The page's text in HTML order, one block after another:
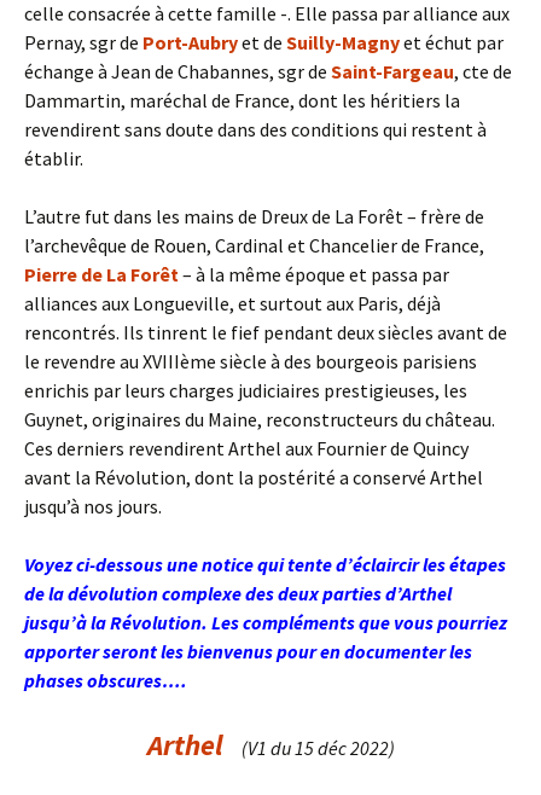
celle consacrée à cette famille -. Elle passa par alliance aux
Pernay, sgr de Port-Aubryet de Suilly-Magnyet échut par
échange à Jean de Chabannes, sgr de Saint-Fargeau, cte de
Dammartin, maréchal de France, dont les héritiers la
revendirent sans doute dans des conditions qui restent à
établir.
L’autre fut dans les mains de Dreux de La Forêt – frère de
l’archevêque de Rouen, Cardinal et Chancelier de France,
Pierre de La Forêt– à la même époque et passa par
alliances aux Longueville, et surtout aux Paris, déjà
rencontrés. Ils tinrent le fief pendant deux siècles avant de
le revendre au XVIIIème siècle à des bourgeois parisiens
enrichis par leurs charges judiciaires prestigieuses, les
Guynet, originaires du Maine, reconstructeurs du château.
Ces derniers revendirent Arthel aux Fournier de Quincy
avant la Révolution, dont la postérité a conservé Arthel
jusqu’à nos jours.
Voyez ci-dessous une notice qui tente d’éclaircir les étapes
de la dévolution complexe des deux parties d’Arthel
jusqu’à la Révolution. Les compléments que vous pourriez
apporter seront les bienvenus pour en documenter les
phases obscures….
Arthel (V1 du 15 déc 2022)